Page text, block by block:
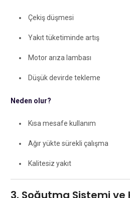
Çekiş düşmesi
Yakıt tüketiminde artış
Motor arıza lambası
Düşük devirde tekleme
Neden olur?
Kısa mesafe kullanım
Ağır yükte sürekli çalışma
Kalitesiz yakıt
3. Soğutma Sistemi ve